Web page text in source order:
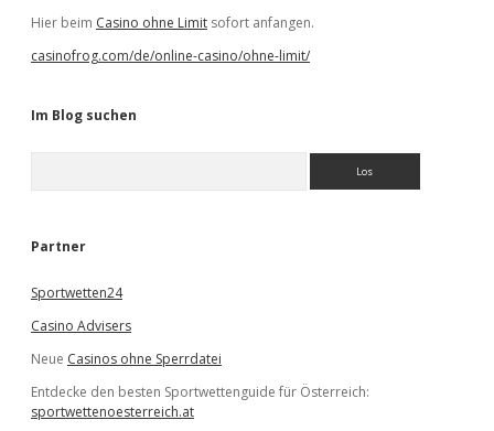
Hier beim Casino ohne Limit sofort anfangen.
casinofrog.com/de/online-casino/ohne-limit/
Im Blog suchen
e
Partner
Sportwetten24
Casino Advisers
Neue Casinos ohne Sperrdatei
Entdecke den besten Sportwettenguide für Österreich:
sportwettenoesterreich.at